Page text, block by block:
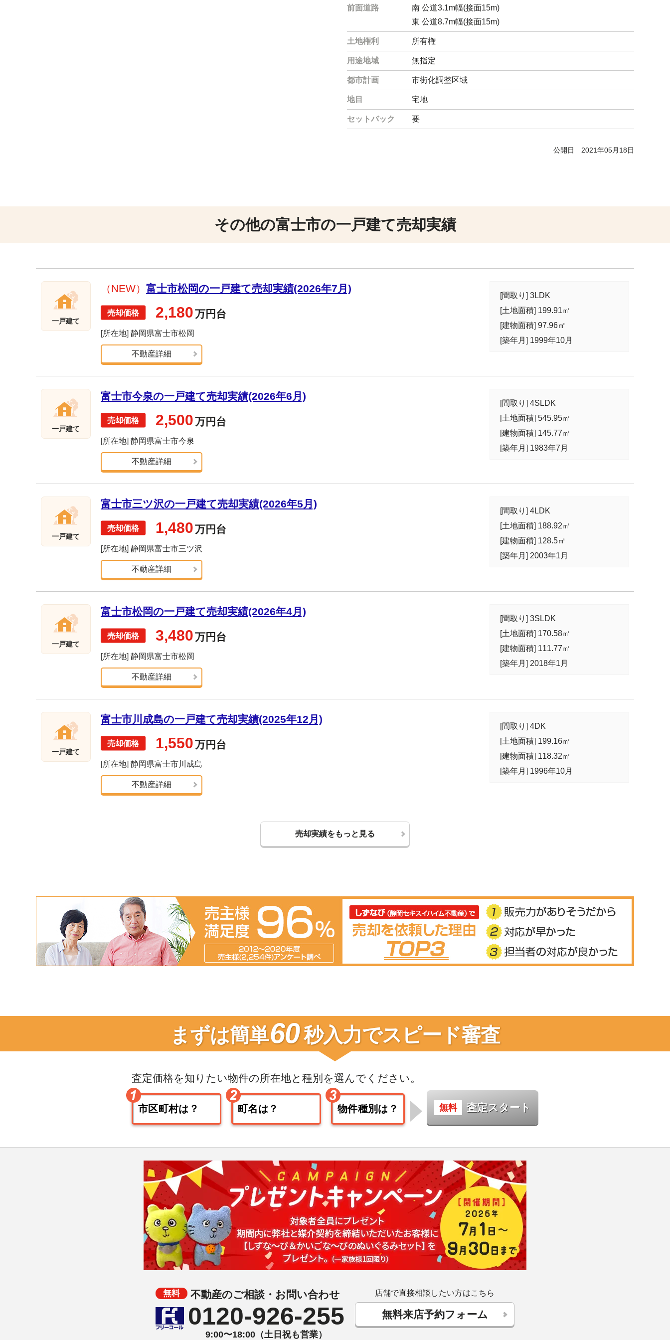
前面道路
南 公道3.1m幅(接面15m)
東 公道8.7m幅(接面15m)
土地権利 所有権
用途地域 無指定
都市計画 市街化調整区域
地目 宅地
セットバック 要
公開日 2021年05月18日
その他の富士市の一戸建て売却実績
一戸建て
（NEW） 富士市松岡の一戸建て売却実績(2026年7月)
2,180万円台
[所在地] 静岡県富士市松岡
不動産詳細
[間取り] 3LDK
[土地面積] 199.91㎡
[建物面積] 97.96㎡
[築年月] 1999年10月
一戸建て
富士市今泉の一戸建て売却実績(2026年6月)
2,500万円台
[所在地] 静岡県富士市今泉
不動産詳細
[間取り] 4SLDK
[土地面積] 545.95㎡
[建物面積] 145.77㎡
[築年月] 1983年7月
一戸建て
富士市三ツ沢の一戸建て売却実績(2026年5月)
1,480万円台
[所在地] 静岡県富士市三ツ沢
不動産詳細
[間取り] 4LDK
[土地面積] 188.92㎡
[建物面積] 128.5㎡
[築年月] 2003年1月
一戸建て
富士市松岡の一戸建て売却実績(2026年4月)
3,480万円台
[所在地] 静岡県富士市松岡
不動産詳細
[間取り] 3SLDK
[土地面積] 170.58㎡
[建物面積] 111.77㎡
[築年月] 2018年1月
一戸建て
富士市川成島の一戸建て売却実績(2025年12月)
1,550万円台
[所在地] 静岡県富士市川成島
不動産詳細
[間取り] 4DK
[土地面積] 199.16㎡
[建物面積] 118.32㎡
[築年月] 1996年10月
売却実績をもっと見る
まずは簡単60秒入力でスピード審査
査定価格を知りたい物件の所在地と種別を選んでください。
査定スタート
不動産のご相談・お問い合わせ
0120-926-255
9:00〜18:00（土日祝も営業）
店舗で直接相談したい方はこちら
無料来店予約フォーム